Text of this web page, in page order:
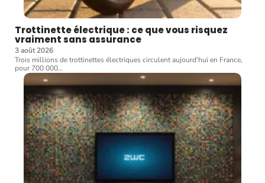
Trottinette électrique : ce que vous risquez
vraiment sans assurance
3 août 2026
Trois millions de trottinettes électriques circulent aujourd'hui en France,
pour 700 000…